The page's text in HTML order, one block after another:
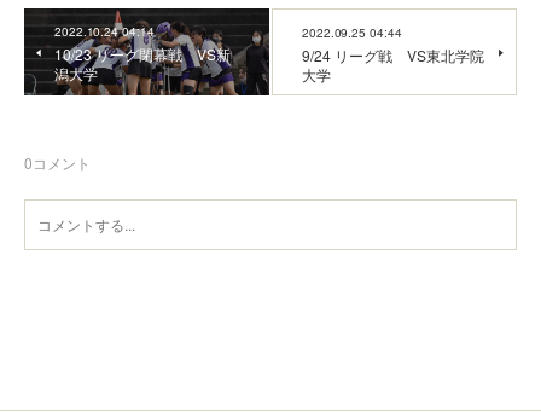
2022.10.24 04:14
10/23 リーグ閉幕戦 VS新
潟大学
2022.09.25 04:44
9/24 リーグ戦 VS東北学院
大学
0コメント